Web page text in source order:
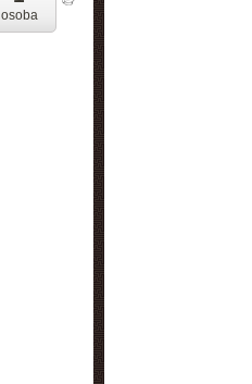
osoba